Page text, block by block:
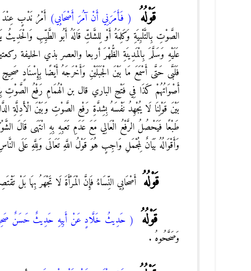
قَوْلُهُ ( فَأَمَرَنِي أَنْ آمُرَ أَصْحَابِي) أَمْرُ نَدْبٍ عِنْدَ
الصَّوْتِ بِالتَّلْبِيَةِ وَكَلِمَةُ أَوْ لِلشَّكِّ قَالَهُ أَبُو الطَّيِّبِ
عَلَيْهِ وَسَلَّمَ بِالْمَدِينَةِ الظُّهْرَ أربعا والعصر بذي
فَلَبَّى حَتَّى أَسْمَعَ مَا بَيْنَ الْجَبَلَيْنِ وَأَخْرَجَهُ أَيْضًا بِإِسْنَادٍ
أَصْوَاتُهُمْ كَذَا فِي فَتْحِ الباري قال بن الْهُمَامِ رَفْعُ الصَّوْتِ
بَيْنَ قَوْلِنَا لَا يُجْهِدُ نَفْسَهُ بِشِدَّةِ رَفْعِ الصَّوْتِ وَبَيْنَ
طَبْعًا فَيَحْصُلُ الرَّفْعُ الْعَالِي مَعَ عَدَمِ تَعَبِهِ بِهِ انْتَهَى قَالَ
وَأَقْوَالُهُ بَيَانٌ لِمُجْمَلِ وَاجِبٍ هُوَ قَوْلُ اللَّهِ تَعَالَى وَلِلَّهِ
قَوْلُهُ أَصْحَابِي النِّسَاءُ فَإِنَّ الْمَرْأَةَ لَا تَجْهَرُ بِهَا بَلْ
قَوْلُهُ ( حَدِيثُ خَلَّادٍ عَنْ أَبِيهِ حَدِيثٌ حَسَنٌ
وَصَحَّحُوهُ .